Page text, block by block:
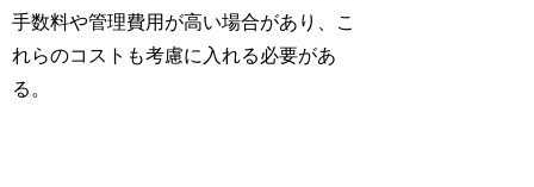
手数料や管理費用が高い場合があり、こ
れらのコストも考慮に入れる必要があ
る。